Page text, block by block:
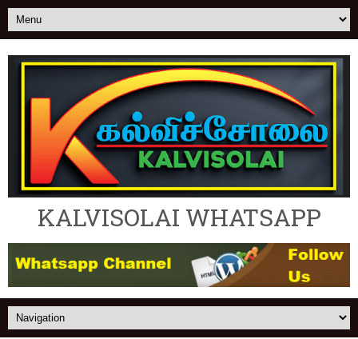
KALVISOLAI WHATSAPP